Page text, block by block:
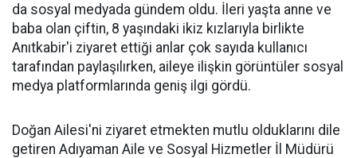
da sosyal medyada gündem oldu. İleri yaşta anne ve
baba olan çiftin, 8 yaşındaki ikiz kızlarıyla birlikte
Anıtkabir'i ziyaret ettiği anlar çok sayıda kullanıcı
tarafından paylaşılırken, aileye ilişkin görüntüler sosyal
medya platformlarında geniş ilgi gördü.
Doğan Ailesi'ni ziyaret etmekten mutlu olduklarını dile
getiren Adıyaman Aile ve Sosyal Hizmetler İl Müdürü